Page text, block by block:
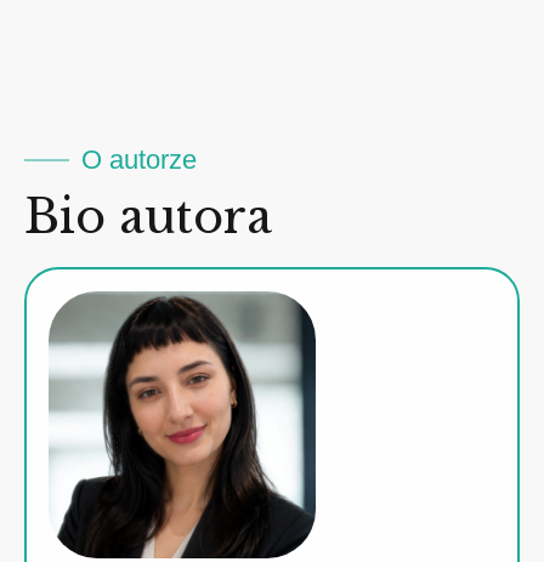
O autorze
Bio autora